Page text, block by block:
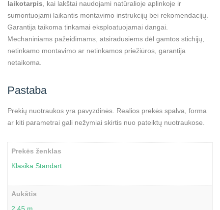
laikotarpis , kai lakštai naudojami natūralioje aplinkoje ir
sumontuojami laikantis montavimo instrukcijų bei rekomendacijų.
Garantija taikoma tinkamai eksploatuojamai dangai.
Mechaniniams pažeidimams, atsiradusiems dėl gamtos stichijų,
netinkamo montavimo ar netinkamos priežiūros, garantija
netaikoma.
Pastaba
Prekių nuotraukos yra pavyzdinės. Realios prekės spalva, forma
ar kiti parametrai gali nežymiai skirtis nuo pateiktų nuotraukose.
Prekės ženklas
Klasika Standart
Aukštis
2,45 m